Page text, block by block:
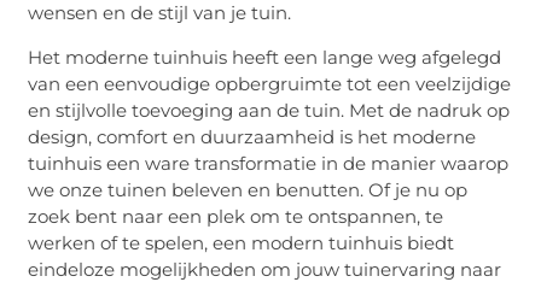
wensen en de stijl van je tuin.
Het moderne tuinhuis heeft een lange weg afgelegd
van een eenvoudige opbergruimte tot een veelzijdige
en stijlvolle toevoeging aan de tuin. Met de nadruk op
design, comfort en duurzaamheid is het moderne
tuinhuis een ware transformatie in de manier waarop
we onze tuinen beleven en benutten. Of je nu op
zoek bent naar een plek om te ontspannen, te
werken of te spelen, een modern tuinhuis biedt
eindeloze mogelijkheden om jouw tuinervaring naar